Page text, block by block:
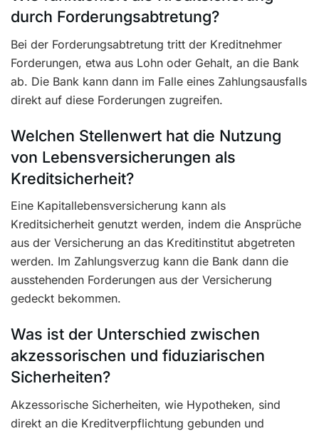
durch Forderungsabtretung?
Bei der Forderungsabtretung tritt der Kreditnehmer
Forderungen, etwa aus Lohn oder Gehalt, an die Bank
ab. Die Bank kann dann im Falle eines Zahlungsausfalls
direkt auf diese Forderungen zugreifen.
Welchen Stellenwert hat die Nutzung
von Lebensversicherungen als
Kreditsicherheit?
Eine Kapitallebensversicherung kann als
Kreditsicherheit genutzt werden, indem die Ansprüche
aus der Versicherung an das Kreditinstitut abgetreten
werden. Im Zahlungsverzug kann die Bank dann die
ausstehenden Forderungen aus der Versicherung
gedeckt bekommen.
Was ist der Unterschied zwischen
akzessorischen und fiduziarischen
Sicherheiten?
Akzessorische Sicherheiten, wie Hypotheken, sind
direkt an die Kreditverpflichtung gebunden und